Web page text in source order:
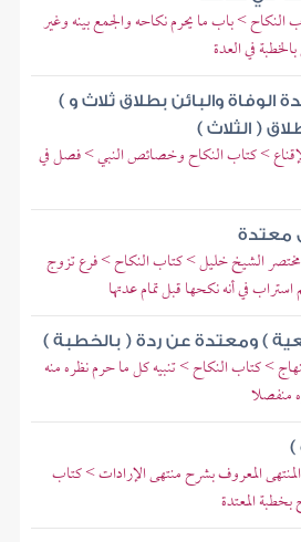
النكاح > باب ما يحرم نكاحه والجمع بينه وغير
في العدة
الوفاة والبائن بطلاق ثلاث و )
( الثلاث )
> كتاب النكاح وخصائص النبي > فصل في
معتدة
الشيخ خليل > كتاب النكاح > فرع تزوج
في أنه نكحها قبل تمام عدتها
) ومعتدة عن ردة ( بالخطبة )
> كتاب النكاح > تنبيه كل ما حرم نظره منه
منفصلا
)
المعروف بشرح منتهى الإرادات > كتاب
المعتدة